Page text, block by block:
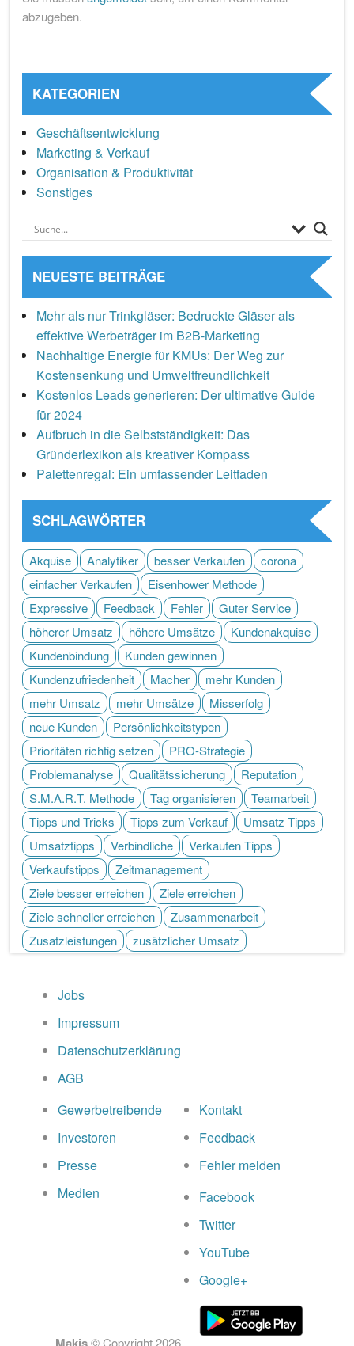
abzugeben.
KATEGORIEN
Geschäftsentwicklung
Marketing & Verkauf
Organisation & Produktivität
Sonstiges
NEUESTE BEITRÄGE
Mehr als nur Trinkgläser: Bedruckte Gläser als
effektive Werbeträger im B2B-Marketing
Nachhaltige Energie für KMUs: Der Weg zur
Kostensenkung und Umweltfreundlichkeit
Kostenlos Leads generieren: Der ultimative Guide
für 2024
Aufbruch in die Selbstständigkeit: Das
Gründerlexikon als kreativer Kompass
Palettenregal: Ein umfassender Leitfaden
SCHLAGWÖRTER
Akquise Analytiker besser Verkaufen
corona
einfacher Verkaufen
Eisenhower Methode
Expressive
Feedback Fehler
Guter Service
höherer Umsatz
höhere Umsätze
Kundenakquise
Kundenbindung
Kunden gewinnen
Kundenzufriedenheit
Macher
mehr Kunden
mehr Umsatz
mehr Umsätze
Misserfolg
neue Kunden
Persönlichkeitstypen
Prioritäten richtig setzen
PRO-Strategie
Problemanalyse
Qualitätssicherung
Reputation
S.M.A.R.T. Methode
Tag organisieren
Teamarbeit
Tipps und Tricks
Tipps zum Verkauf
Umsatz Tipps
Umsatztipps
Verbindliche
Verkaufen Tipps
Verkaufstipps
Zeitmanagement
Ziele besser erreichen
Ziele erreichen
Ziele schneller erreichen
Zusammenarbeit
Zusatzleistungen
zusätzlicher Umsatz
Jobs
Impressum
Datenschutzerklärung
AGB
Gewerbetreibende
Investoren
Presse
Medien
Kontakt
Feedback
Fehler melden
Facebook
Twitter
YouTube
Google+
© Copyright 2026